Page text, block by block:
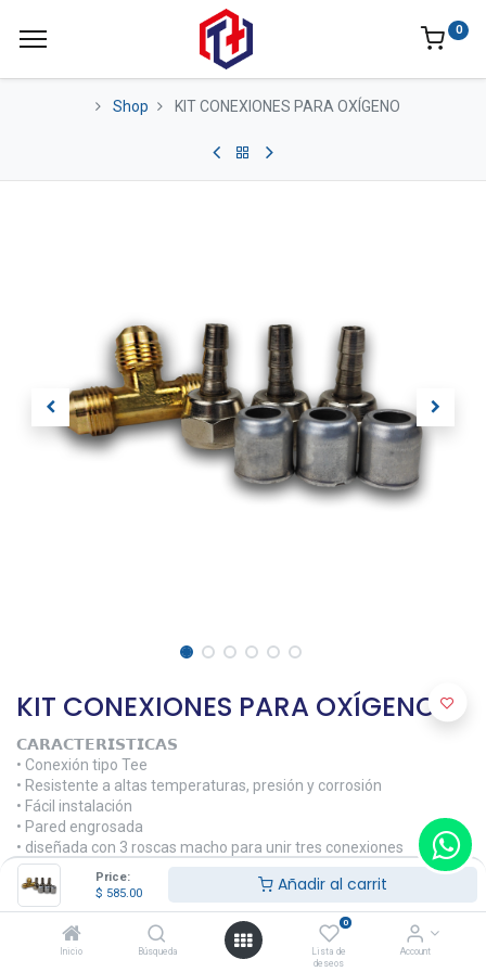
Price:
$ 585.00 Añadir al carrit
Inicio Búsqueda
0
Lista de
deseos
Account
0
Shop KIT CONEXIONES PARA OXÍGENO
KIT CONEXIONES PARA OXÍGENO
𝗖𝗔𝗥𝗔𝗖𝗧𝗘𝗥𝗜𝗦𝗧𝗜𝗖𝗔𝗦
• Conexión tipo Tee
• Resistente a altas temperaturas, presión y corrosión
• Fácil instalación
• Pared engrosada
• diseñada con 3 roscas macho para unir tres conexiones
• Rosca hembra FLARE
𝗠𝗔𝗧𝗘𝗥𝗜𝗔𝗟𝗘𝗦
• Latón
• Color Dorado